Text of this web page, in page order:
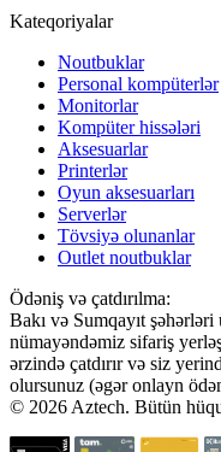
Kateqoriyalar
Noutbuklar
Personal kompüterlər
Monitorlar
Kompüter hissələri
Aksesuarlar
Printerlər
Oyun aksesuarları
Serverlər
Tövsiyə olunanlar
Outlet noutbuklar
Ödəniş və çatdırılma:
Bakı və Sumqayıt
nümayəndəmiz sifariş
ərzində çatdırır və siz
olursunuz (əgər onlayn
© 2026 Aztech. Bütün